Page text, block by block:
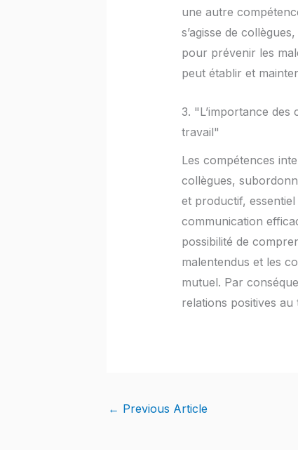
une autre
s’agisse de
pour prévenir les
peut établir et
3. "L’importance
travail"
Les compétences
collègues,
et productif,
communication
possibilité de
malentendus et les
mutuel. Par
relations positives
← Previous Article